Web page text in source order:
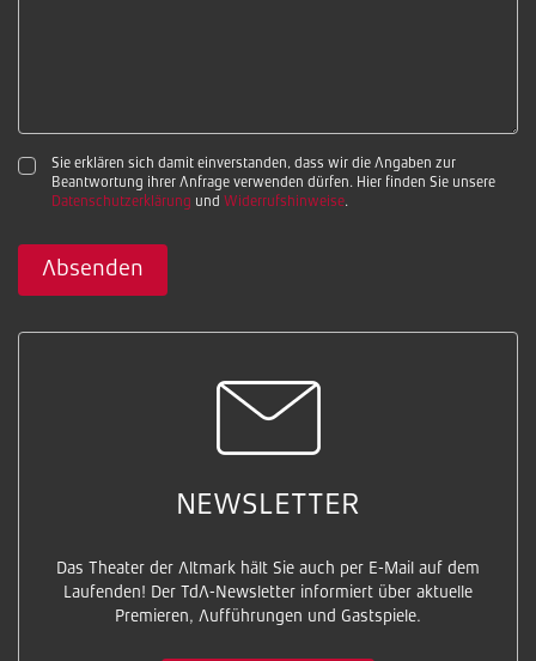
Sie erklären sich damit einverstanden, dass wir die Angaben zur
Beantwortung ihrer Anfrage verwenden dürfen. Hier finden Sie unsere
Datenschutzerklärung und Widerrufshinweise.
Absenden
NEWSLETTER
Das Theater der Altmark hält Sie auch per E-Mail auf dem
Laufenden! Der TdA-Newsletter informiert über aktuelle
Premieren, Aufführungen und Gastspiele.